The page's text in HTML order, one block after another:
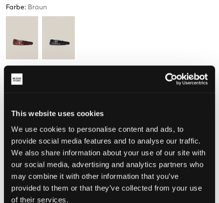
This website uses cookies
We use cookies to personalise content and ads, to
provide social media features and to analyse our traffic.
We also share information about your use of our site with
our social media, advertising and analytics partners who
may combine it with other information that you’ve
provided to them or that they’ve collected from your use
of their services.
Farbe: Braun
Wahrgenommene Größe
Klein Perfekt Groß
GRÖSSENBERATER
WÄHLEN SIE EINE GRÖSSE